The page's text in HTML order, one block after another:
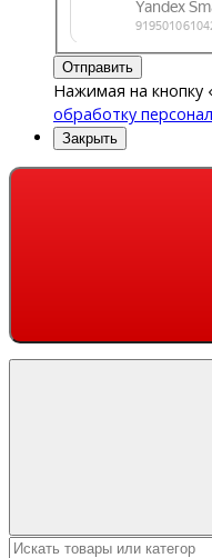
Отправить
Нажимая на кнопку
обработку
Закрыть